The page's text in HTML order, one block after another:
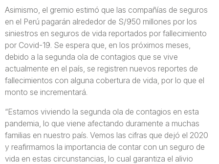
Asimismo, el gremio estimó que las compañías de seguros
en el Perú pagarán alrededor de S/950 millones por los
siniestros en seguros de vida reportados por fallecimiento
por Covid-19. Se espera que, en los próximos meses,
debido a la segunda ola de contagios que se vive
actualmente en el país, se registren nuevos reportes de
fallecimientos con alguna cobertura de vida, por lo que el
monto se incrementará.
“Estamos viviendo la segunda ola de contagios en esta
pandemia, lo que viene afectando duramente a muchas
familias en nuestro país. Vemos las cifras que dejó el 2020
y reafirmamos la importancia de contar con un seguro de
vida en estas circunstancias, lo cual garantiza el alivio